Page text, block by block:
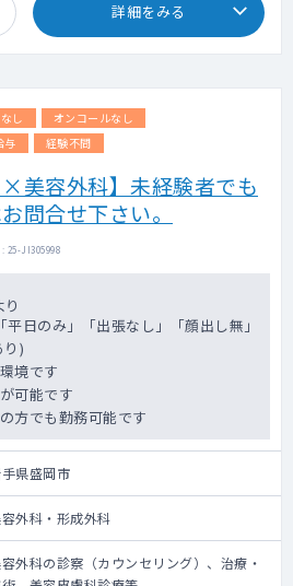
診：あり（０～３件／日）
師がドライバーとなり一緒に移動します
の他
ｋｍ圏内
線などを利用した県外からの通勤も相談
の医師の体制： 常勤医 ２名（近日中
名退職予定）、非常勤医 ２名
詳細をみる
し
オンコールなし
与 経験不問
×美容外科】未経験者でも
問合せ下さい。
25-JI305998
日のみ」「出張なし」「顔出し無」
)
境です
可能です
方でも勤務可能です
県盛岡市
外科・形成外科
外科の診察（カウンセリング）、治療・